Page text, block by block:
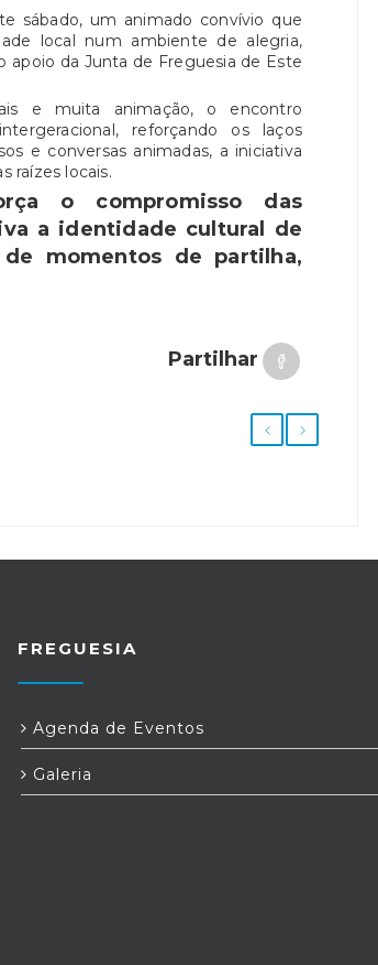
sábado, um animado convívio que
local num ambiente de alegria,
da Junta de Freguesia de Este
e muita animação, o encontro
reforçando os laços
e conversas animadas, a iniciativa
raízes locais.
o compromisso das
a identidade cultural de
momentos de partilha,
Partilhar
FREGUESIA
Agenda de Eventos
Galeria